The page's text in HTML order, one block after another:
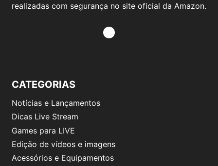
realizadas com segurança no site oficial da Amazon.
CATEGORIAS
Notícias e Lançamentos
Dicas Live Stream
Games para LIVE
Edição de vídeos e imagens
Acessórios e Equipamentos